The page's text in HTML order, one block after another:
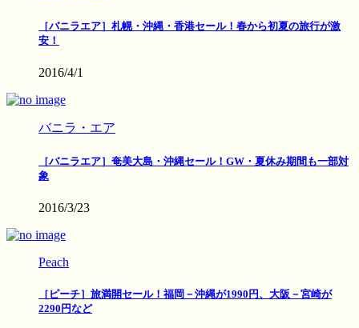
［バニラエア］札幌・沖縄・香港セール！春から初夏の旅行が激
安！
2016/4/1
バニラ・エア
［バニラエア］奄美大島・沖縄セール！GW・夏休み期間も一部対
象
2016/3/23
Peach
［ピーチ］旅満開セール！福岡－沖縄が1990円、大阪－宮崎が
2290円など